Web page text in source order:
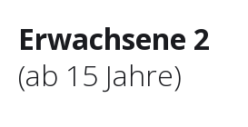
Erwachsene 2
(ab 15 Jahre)